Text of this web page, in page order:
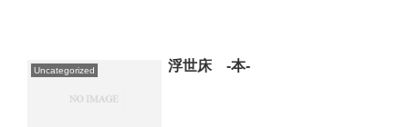
Uncategorized 浮世床 -本-